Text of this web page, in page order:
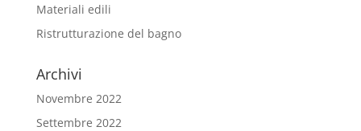
Materiali edili
Ristrutturazione del bagno
Archivi
Novembre 2022
Settembre 2022